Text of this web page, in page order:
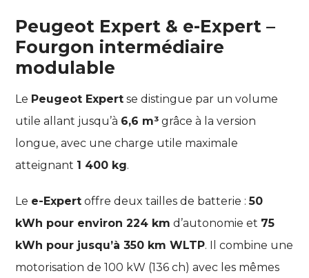
Peugeot Expert & e-Expert –
Fourgon intermédiaire
modulable
Le Peugeot Expert se distingue par un volume
utile allant jusqu’à 6,6 m³ grâce à la version
longue, avec une charge utile maximale
atteignant 1 400 kg.
Le e-Expert offre deux tailles de batterie :50
kWh pour environ 224 km d’autonomie et 75
kWh pour jusqu’à 350 km WLTP. Il combine une
motorisation de 100 kW (136 ch) avec les mêmes